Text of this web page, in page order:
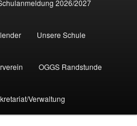
2026/2027
Unsere Schule
OGGS Randstunde
Verwaltung